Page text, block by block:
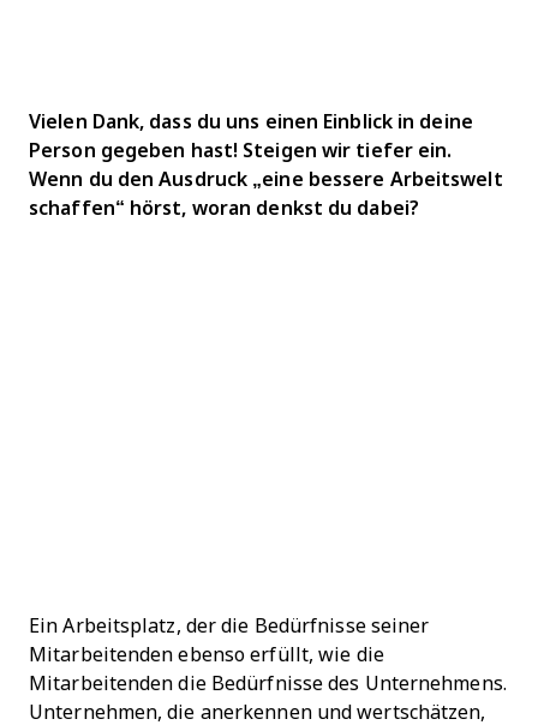
Vielen Dank, dass du uns einen Einblick in deine
Person gegeben hast! Steigen wir tiefer ein.
Wenn du den Ausdruck „eine bessere Arbeitswelt
schaffen“ hörst, woran denkst du dabei?
Ein Arbeitsplatz, der die Bedürfnisse seiner
Mitarbeitenden ebenso erfüllt, wie die
Mitarbeitenden die Bedürfnisse des Unternehmens.
Unternehmen, die anerkennen und wertschätzen,